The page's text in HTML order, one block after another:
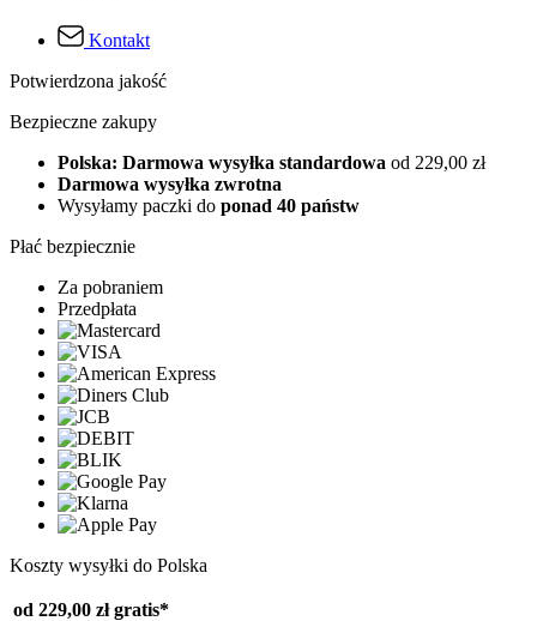
Kontakt
Potwierdzona jakość
Bezpieczne zakupy
Polska: Darmowa wysyłka standardowa od 229,00 zł
Darmowa wysyłka zwrotna
Wysyłamy paczki do ponad 40 państw
Płać bezpiecznie
Za pobraniem
Przedpłata
Koszty wysyłki do Polska
od 229,00 zł gratis*